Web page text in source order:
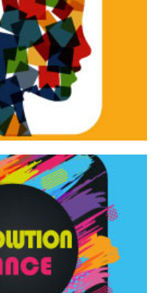
rassegna di teatro
e sperimentale.
Dance
– I Edizione